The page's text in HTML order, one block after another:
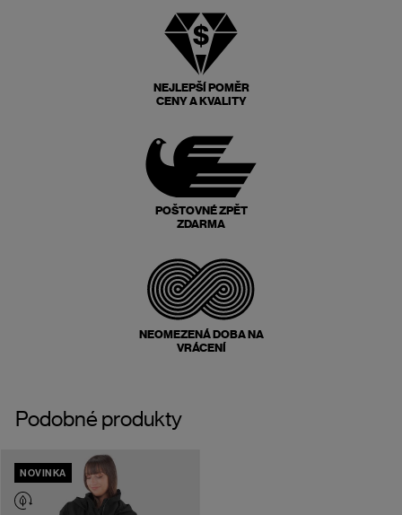
NEJLEPŠÍ POMĚR
CENY A KVALITY
POŠTOVNÉ ZPĚT
ZDARMA
NEOMEZENÁ DOBA NA
VRÁCENÍ
Podobné produkty
NOVINKA